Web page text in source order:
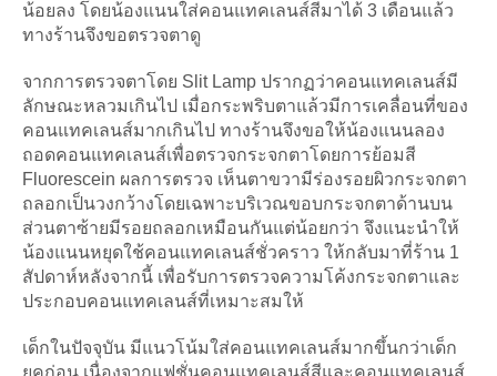
น้อยลง โดยน้องแนนใส่คอนแทคเลนส์สีมาได้ 3 เดือนแล้ว
ทางร้านจึงขอตรวจตาดู
จากการตรวจตาโดย Slit Lamp ปรากฏว่าคอนแทคเลนส์มี
ลักษณะหลวมเกินไป เมื่อกระพริบตาแล้วมีการเคลื่อนที่ของ
คอนแทคเลนส์มากเกินไป ทางร้านจึงขอให้น้องแนนลอง
ถอดคอนแทคเลนส์เพื่อตรวจกระจกตาโดยการย้อมสี
Fluorescein ผลการตรวจ เห็นตาขวามีร่องรอยผิวกระจกตา
ถลอกเป็นวงกว้างโดยเฉพาะบริเวณขอบกระจกตาด้านบน
ส่วนตาซ้ายมีรอยถลอกเหมือนกันแต่น้อยกว่า จึงแนะนำให้
น้องแนนหยุดใช้คอนแทคเลนส์ชั่วคราว ให้กลับมาที่ร้าน 1
สัปดาห์หลังจากนี้ เพื่อรับการตรวจความโค้งกระจกตาและ
ประกอบคอนแทคเลนส์ที่เหมาะสมให้
เด็กในปัจจุบัน มีแนวโน้มใส่คอนแทคเลนส์มากขึ้นกว่าเด็ก